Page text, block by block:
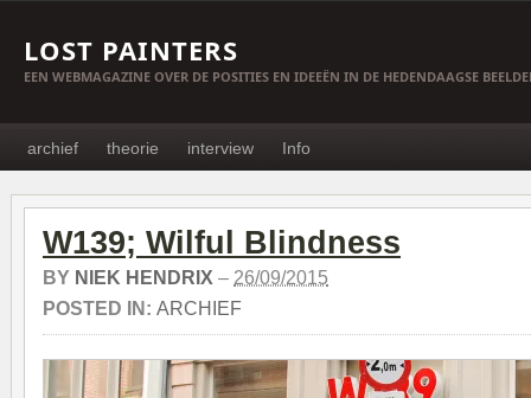
LOST PAINTERS
EEN WEBMAGAZINE OVER DE POSITIES EN IDEEËN IN DE HEDENDAAGSE
archief theorie interview Info
W139; Wilful Blindness
BY NIEK HENDRIX – 26/09/2015
POSTED IN: ARCHIEF